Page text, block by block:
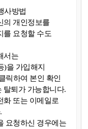
사방법
의 개인정보를
를 요청할 수도
서는
)을 가입해지
릭하여 본인 확인
탈퇴가 가능합니다.
화 또는 이메일로
요청하신 경우에는